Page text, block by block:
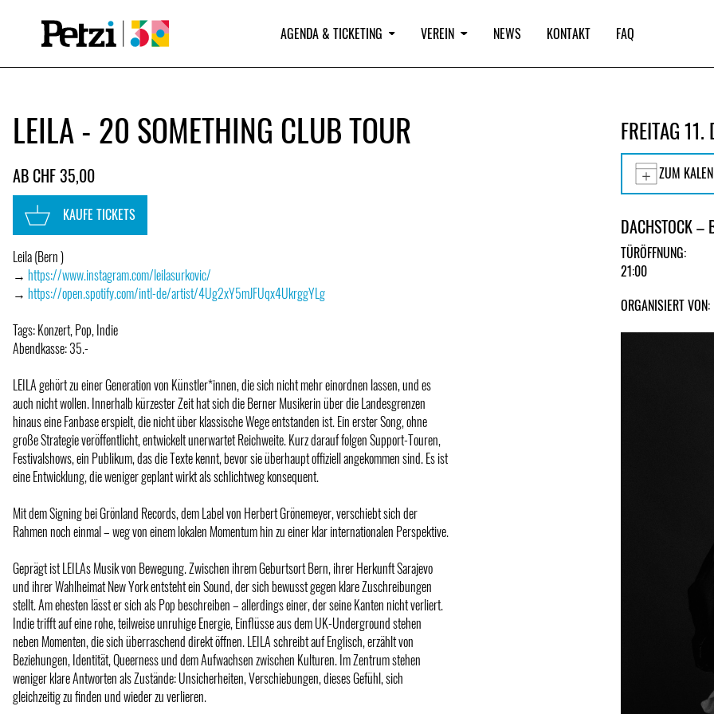
AGENDA & TICKETING VEREIN NEWS KONTAKT FAQ
LEILA - 20 SOMETHING CLUB TOUR
AB CHF 35,00
KAUFE TICKETS
Leila (Bern )
→ https://www.instagram.com/leilasurkovic/
→ https://open.spotify.com/intl-de/artist/4Ug2xY5mJFUqx4UkrggYLg
Tags: Konzert, Pop, Indie
Abendkasse: 35.-
LEILA gehört zu einer Generation von Künstler*innen, die sich nicht mehr einordnen lassen, und es
auch nicht wollen. Innerhalb kürzester Zeit hat sich die Berner Musikerin über die Landesgrenzen
hinaus eine Fanbase erspielt, die nicht über klassische Wege entstanden ist. Ein erster Song, ohne
große Strategie veröffentlicht, entwickelt unerwartet Reichweite. Kurz darauf folgen Support-Touren,
Festivalshows, ein Publikum, das die Texte kennt, bevor sie überhaupt offiziell angekommen sind. Es ist
eine Entwicklung, die weniger geplant wirkt als schlichtweg konsequent.
Mit dem Signing bei Grönland Records, dem Label von Herbert Grönemeyer, verschiebt sich der
Rahmen noch einmal – weg von einem lokalen Momentum hin zu einer klar internationalen Perspektive.
Geprägt ist LEILAs Musik von Bewegung. Zwischen ihrem Geburtsort Bern, ihrer Herkunft Sarajevo
und ihrer Wahlheimat New York entsteht ein Sound, der sich bewusst gegen klare Zuschreibungen
stellt. Am ehesten lässt er sich als Pop beschreiben – allerdings einer, der seine Kanten nicht verliert.
Indie trifft auf eine rohe, teilweise unruhige Energie, Einflüsse aus dem UK-Underground stehen
neben Momenten, die sich überraschend direkt öffnen. LEILA schreibt auf Englisch, erzählt von
Beziehungen, Identität, Queerness und dem Aufwachsen zwischen Kulturen. Im Zentrum stehen
weniger klare Antworten als Zustände: Unsicherheiten, Verschiebungen, dieses Gefühl, sich
gleichzeitig zu finden und wieder zu verlieren.
FREITAG
ZUM
DACHSTOCK –
TÜRÖFFNUNG:
21:00
ORGANISIERT VON: